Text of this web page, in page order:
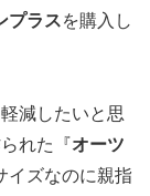
プラスを購入し
減したいと思
れた『オーツ
イズなのに親指